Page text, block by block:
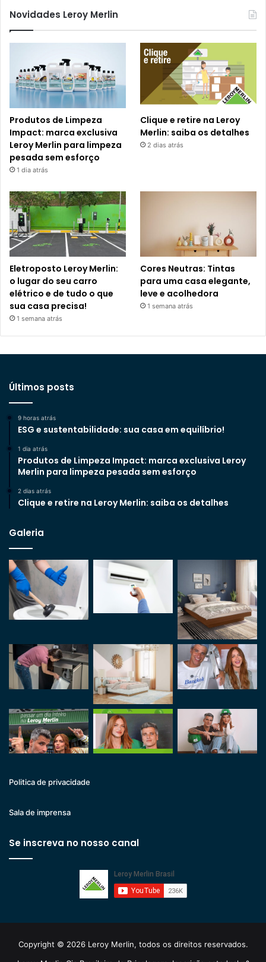
Novidades Leroy Merlin
Produtos de Limpeza
Impact: marca exclusiva
Leroy Merlin para limpeza
pesada sem esforço
1 dia atrás
Clique e retire na Leroy
Merlin: saiba os detalhes
2 dias atrás
Eletroposto Leroy Merlin:
o lugar do seu carro
elétrico e de tudo o que
sua casa precisa!
1 semana atrás
Cores Neutras: Tintas
para uma casa elegante,
leve e acolhedora
1 semana atrás
Últimos posts
9 horas atrás
ESG e sustentabilidade: sua casa em equilíbrio!
1 dia atrás
Produtos de Limpeza Impact: marca exclusiva Leroy
Merlin para limpeza pesada sem esforço
2 dias atrás
Clique e retire na Leroy Merlin: saiba os detalhes
Galeria
Politica de privacidade
Sala de imprensa
Se inscreva no nosso canal
Copyright © 2026 Leroy Merlin, todos os direitos reservados.